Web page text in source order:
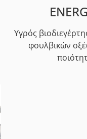
Υγρός
φουλβικών